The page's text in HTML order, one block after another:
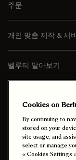
주문
개인 맞춤 제작 & 서
벨루티 알아보기
배송 받아보실 곳:
Cookies on
By continuing to
stored on your
site usage, and
select or manage
« Cookies Settings